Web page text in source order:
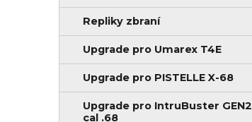
Repliky zbraní
Upgrade pro Umarex T4E
Upgrade pro PISTELLE X-68
Upgrade pro IntruBuster GEN2
cal .68